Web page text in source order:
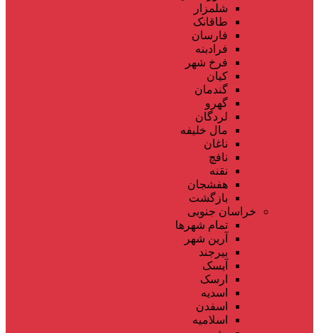
شلمزار
طاقانک
فارسان
فرادبنه
فرخ شهر
کیان
گندمان
گهرو
لردگان
مال خلیفه
ناغان
نافچ
نقنه
هفشجان
بازگشت
خراسان جنوبی
تمام شهر‌ها
آرین شهر
بیرجند
آیسک
ارسک
اسدیه
اسفدن
اسلامیه